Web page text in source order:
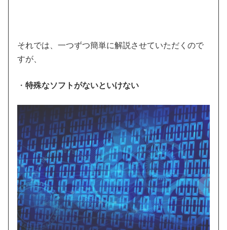
それでは、一つずつ簡単に解説させていただくので
すが、
・特殊なソフトがないといけない